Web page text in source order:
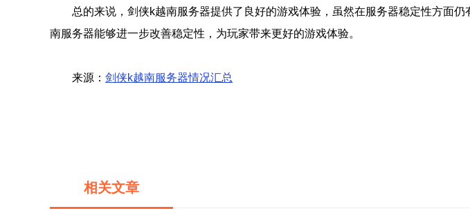
总的来说，剑侠k越南服务器提供了良好的游戏体验，虽然在服务器稳定性方面
南服务器能够进一步改善稳定性，为玩家带来更好的游戏体验。
来源： 剑侠k越南服务器情况汇总
相关文章